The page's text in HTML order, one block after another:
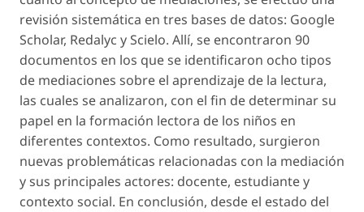
revisión sistemática en tres bases de datos: Google
Scholar, Redalyc y Scielo. Allí, se encontraron 90
documentos en los que se identificaron ocho tipos
de mediaciones sobre el aprendizaje de la lectura,
las cuales se analizaron, con el fin de determinar su
papel en la formación lectora de los niños en
diferentes contextos. Como resultado, surgieron
nuevas problemáticas relacionadas con la mediación
y sus principales actores: docente, estudiante y
contexto social. En conclusión, desde el estado del